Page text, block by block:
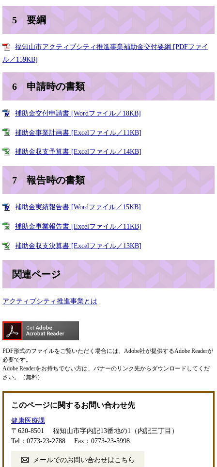
5 要綱
福知山市アクティブシティ推進事業補助金交付要綱 [PDFファイ
ル／159KB]
6 申請時の書類
補助金交付申請書 [Wordファイル／18KB]
補助金事業計画書 [Excelファイル／11KB]
補助金収支予算書 [Excelファイル／14KB]
7 報告時の書類
補助金実績報告書 [Wordファイル／15KB]
補助金事業報告書 [Excelファイル／11KB]
補助金収支決算書 [Excelファイル／13KB]
関連ページ
アクティブシティ推進事業とは
PDF形式のファイルをご覧いただく場合には、Adobe社が提供するAdobe Readerが
必要です。
Adobe Readerをお持ちでない方は、バナーのリンク先からダウンロードしてくだ
さい。（無料）
このページに関するお問い合わせ先
健康医療課
〒620-8501
福知山市字内記13番地の1（内記三丁目）
Tel：0773-23-2788
Fax：0773-23-5998
メールでのお問い合わせはこちら